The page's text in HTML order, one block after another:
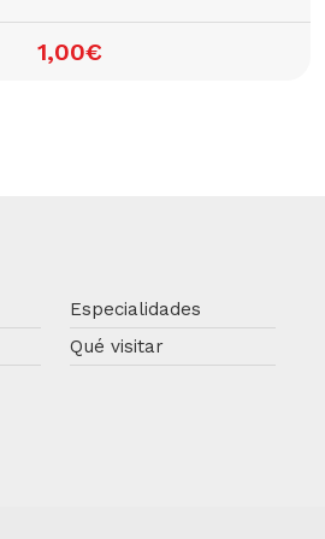
1,00€
Especialidades
Qué visitar